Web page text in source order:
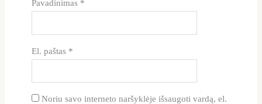
Pavadinimas *
El. paštas *
Noriu savo interneto naršyklėje išsaugoti vardą, el.